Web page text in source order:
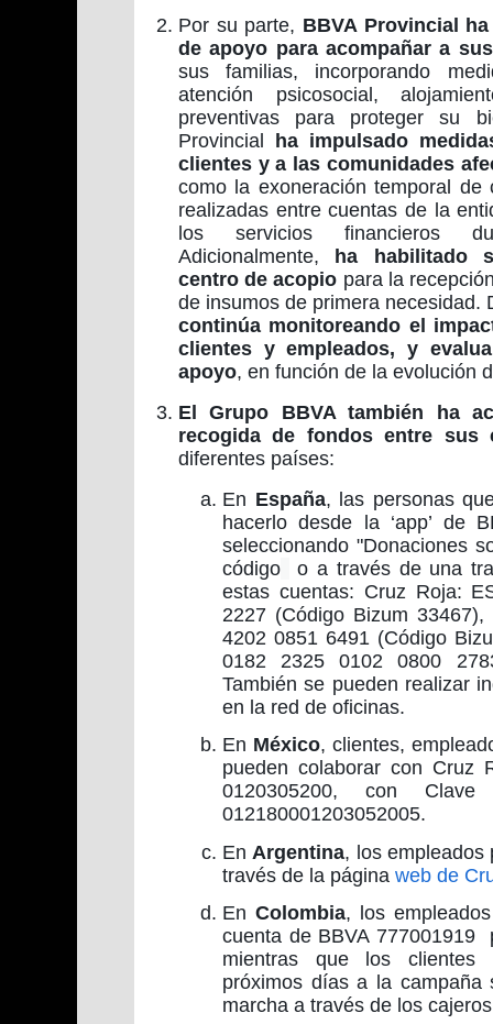
Por su parte, BBVA Provincial
de apoyo para acompañar a
sus familias, incorporando
atención psicosocial,
preventivas para proteger su
Provincial
ha impulsado
clientes y a las comunidades
como la exoneración temporal de
realizadas entre cuentas de la
los servicios financieros
Adicionalmente,
ha habilitado
centro de acopio para la
de insumos de primera necesidad.
continúa monitoreando el
clientes y empleados, y
apoyo, en función de la evolución
El Grupo BBVA también ha
recogida de fondos entre
diferentes países:
En España, las personas
hacerlo desde la ‘app’ de
seleccionando "Donaciones
código
o a través de una
estas cuentas: Cruz Roja:
2227 (Código Bizum
4202 0851 6491 (Código
0182 2325 0102 0800
También se pueden realizar
en la red de oficinas.
En México, clientes,
pueden colaborar con
0120305200, con Clave
012180001203052005.
En Argentina, los empleados
través de la página web de
EnColombia, los
cuenta de BBVA 777001919
mientras que los clientes
próximos días a la campaña
marcha a través de los